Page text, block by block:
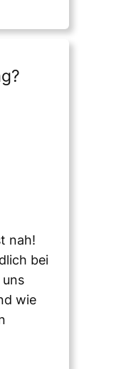
nah!
bei
wie